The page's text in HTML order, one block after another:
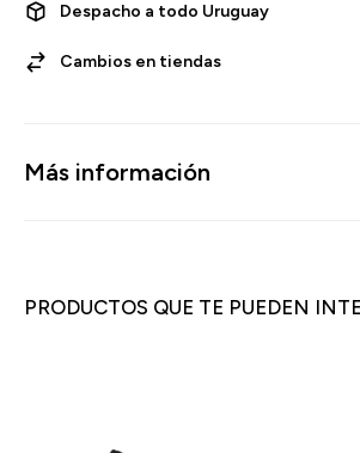
Despacho a todo Uruguay
Cambios en tiendas
Más información
PRODUCTOS QUE TE PUEDEN